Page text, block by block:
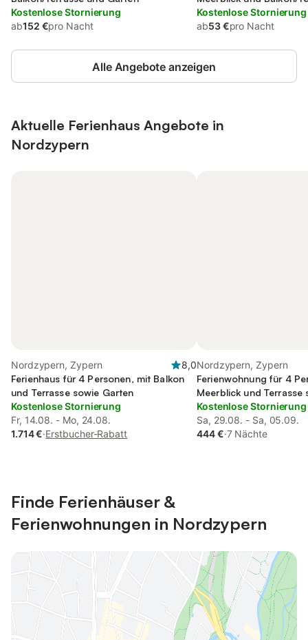
Kostenlose Stornierung
ab152 €pro Nacht
Kostenlose Stornierung
ab53 €pro Nacht
Alle Angebote anzeigen
Aktuelle Ferienhaus Angebote in
Nordzypern
Nordzypern, Zypern
8,0
Ferienhaus für 4 Personen, mit Balkon
und Terrasse sowie Garten
Kostenlose Stornierung
Fr, 14.08. - Mo, 24.08.
1.714 €·Erstbucher-Rabatt
Nordzypern, Zypern
Ferienwohnung für 4
Meerblick und Terrasse
Seeblick
Kostenlose Stornierung
Sa, 29.08. - Sa, 05.09.
444 €·7 Nächte
Finde Ferienhäuser &
Ferienwohnungen in Nordzypern